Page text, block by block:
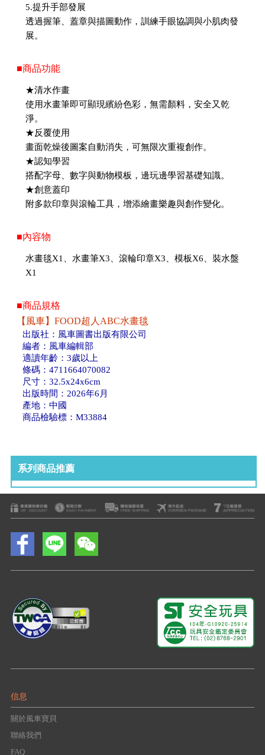
5.提升手部發展
透過握筆、蓋章與描圖動作，訓練手眼協調與小肌肉發
展。
■商品功能
★清水作畫
使用水畫筆即可顯現繽紛色彩，無需顏料，安全又乾
淨。
★反覆使用
畫面乾燥後圖案自動消失，可無限次重複創作。
★認知學習
搭配字母、數字與動物模板，邊玩邊學習基礎知識。
★創意蓋印
附多款印章與滾輪工具，增添繪畫樂趣與創作變化。
■內容物
水畫毯X1、水畫筆X3、滾輪印章X3、模板X6、裝水盤
X1
■商品規格
【風車】FOOD超人ABC水畫毯
出版社：風車圖書出版有限公司
編者：風車編輯部
適讀年齡：3歲以上
條碼：4711664070082
尺寸：32.5x24x6cm
出版時間：2026年6月
產地：中國
商品檢驗標：M33884
系列商品推薦
信息
關於風車寶貝
聯絡我們
FAQ